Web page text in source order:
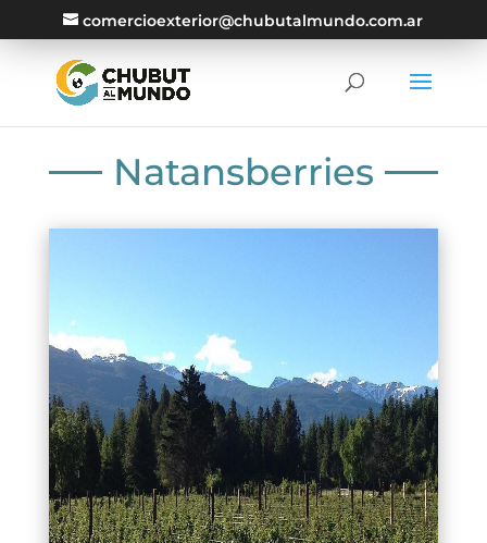
comercioexterior@chubutalmundo.com.ar
Natansberries